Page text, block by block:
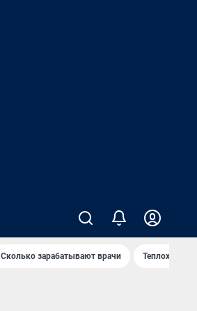
Сколько зарабатывают врачи Теплоход